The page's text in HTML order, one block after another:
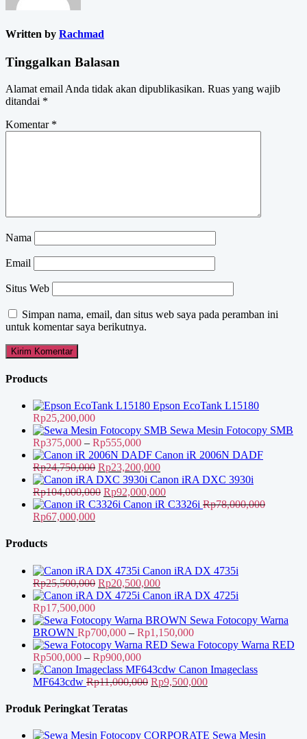
Written by Rachmad
Tinggalkan Balasan
Alamat email Anda tidak akan dipublikasikan. Ruas yang wajib
ditandai *
Komentar *
Nama
Email
Situs Web
Simpan nama, email, dan situs web saya pada peramban ini
untuk komentar saya berikutnya.
Products
Epson EcoTank L15180
Rp25,200,000
Sewa Mesin Fotocopy SMB
Rp375,000 – Rp555,000Rentang
harga:
Rp375,000
hingga
Rp555,000
Canon iR 2006N DADF
Rp24,750,000 Harga
aslinya
adalah:
Rp24,750,000.
Rp23,200,000Harga
saat
ini
adalah:
Canon iRA DXC 3930i
Rp104,000,000 Harga
aslinya
Rp92,000,000Harga
saat
Canon iR C3326i Rp78,000,000
Harga
adalah:
Rp67,000,000Harga
Rp67,000,000.
Products
Canon iRA DX 4735i
Rp25,500,000 Harga
aslinya
Rp25,500,000.
Rp20,500,000Harga
saat
adalah:
Rp20,500,000.
Canon iRA DX 4725i
Rp17,500,000
Sewa Fotocopy Warna
BROWN Rp700,000 – Rp1,150,000Rentang
harga:
hingga
Rp1,150,000
Sewa Fotocopy Warna RED
Rp500,000 – Rp900,000Rentang
harga:
Rp500,000
Canon Imageclass
MF643cdw Rp11,000,000 Harga
Rp9,500,000Harga
Rp9,500,000.
Produk Peringkat Teratas
Sewa Mesin